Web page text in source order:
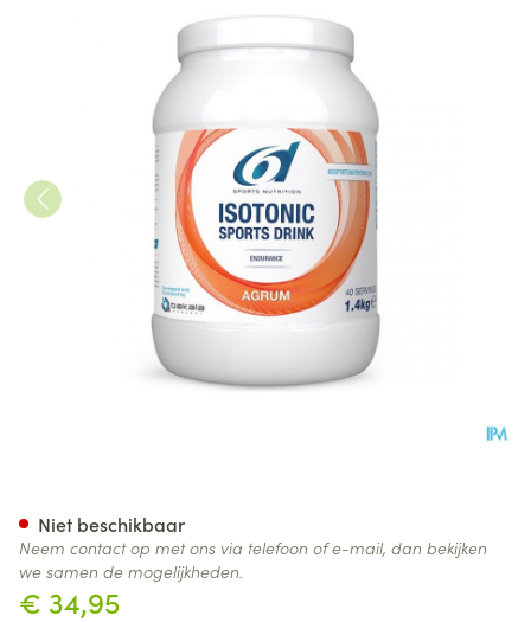
€ 34,95
Niet beschikbaar
Neem contact op met ons via telefoon of e-mail, dan bekijken
we samen de mogelijkheden.